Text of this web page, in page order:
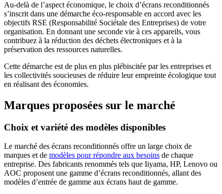
Au-delà de l’aspect économique, le choix d’écrans reconditionnés
s’inscrit dans une démarche éco-responsable en accord avec les
objectifs RSE (Responsabilité Sociétale des Entreprises) de votre
organisation. En donnant une seconde vie à ces appareils, vous
contribuez à la réduction des déchets électroniques et à la
préservation des ressources naturelles.
Cette démarche est de plus en plus plébiscitée par les entreprises et
les collectivités soucieuses de réduire leur empreinte écologique tout
en réalisant des économies.
Marques proposées sur le marché
Choix et variété des modèles disponibles
Le marché des écrans reconditionnés offre un large choix de
marques et de modèles pour répondre aux besoins de chaque
entreprise. Des fabricants renommés tels que Iiyama, HP, Lenovo ou
AOC proposent une gamme d’écrans reconditionnés, allant des
modèles d’entrée de gamme aux écrans haut de gamme.